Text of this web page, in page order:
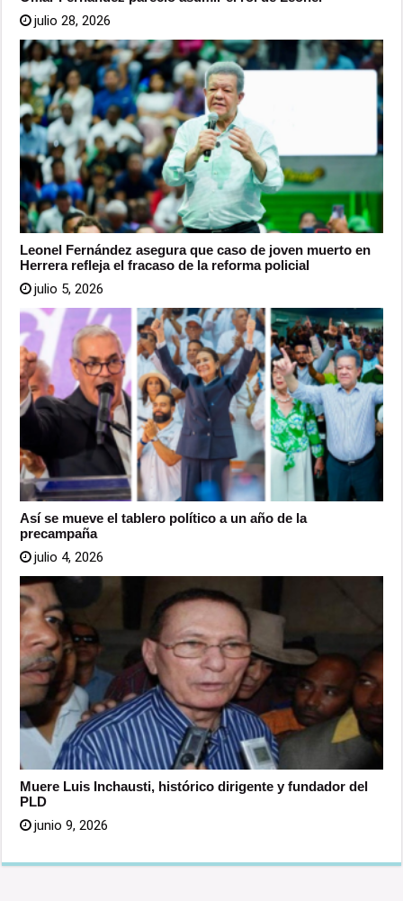
julio 28, 2026
Leonel Fernández asegura que caso de joven muerto en
Herrera refleja el fracaso de la reforma policial
julio 5, 2026
Así se mueve el tablero político a un año de la
precampaña
julio 4, 2026
Muere Luis Inchausti, histórico dirigente y fundador del
PLD
junio 9, 2026